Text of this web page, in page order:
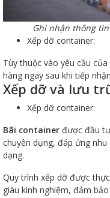
Ghi nhận thông
Xếp dỡ container:
Tùy thuộc vào yêu cầu
hàng ngay sau khi tiếp
Xếp dỡ và lưu
Xếp dỡ container:
Bãi container được đầu
chuyên dụng, đáp ứng
dạng.
Quy trình xếp dỡ được
giàu kinh nghiệm, đảm